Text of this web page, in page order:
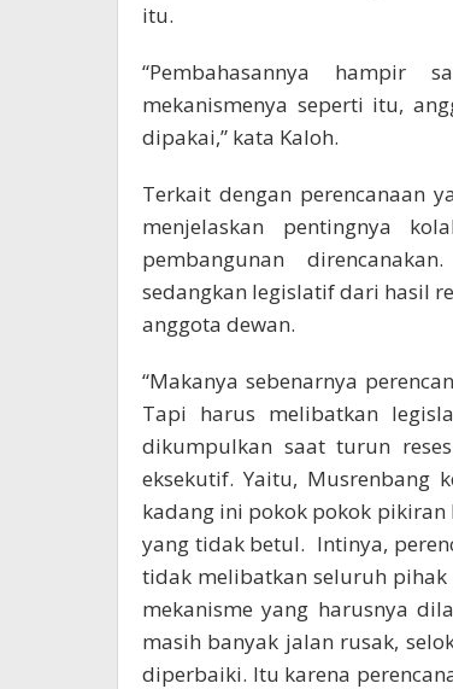
itu.
“Pembahasannya hampir
mekanismenya seperti itu,
dipakai,” kata Kaloh.
Terkait dengan perencanaan
menjelaskan pentingnya
pembangunan
sedangkan legislatif dari hasil
anggota dewan.
“Makanya sebenarnya
Tapi harus melibatkan
dikumpulkan saat turun
eksekutif. Yaitu, Musrenbang
kadang ini pokok pokok
yang tidak betul. Intinya,
tidak melibatkan seluruh
mekanisme yang harusnya
masih banyak jalan rusak,
diperbaiki. Itu karena